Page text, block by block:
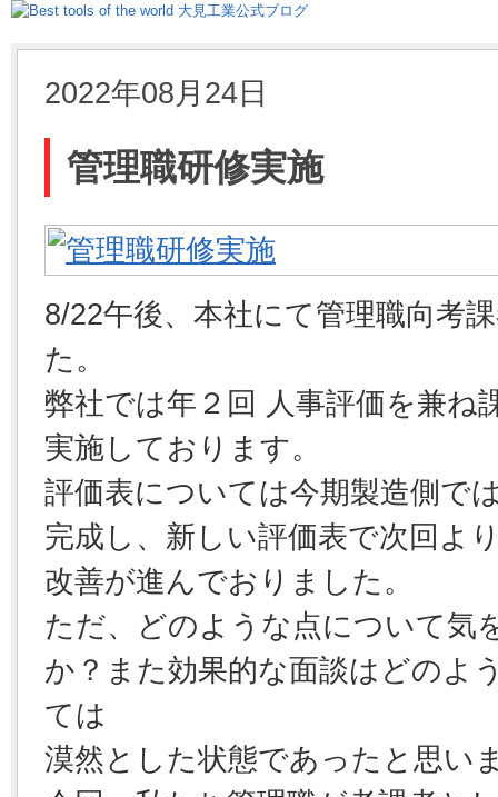
2022年08月24日
管理職研修実施
8/22午後、本社にて管理職向考
た。
弊社では年２回 人事評価を兼ね
実施しております。
評価表については今期製造側で
完成し、新しい評価表で次回よ
改善が進んでおりました。
ただ、どのような点について気
か？また効果的な面談はどのよ
ては
漠然とした状態であったと思い